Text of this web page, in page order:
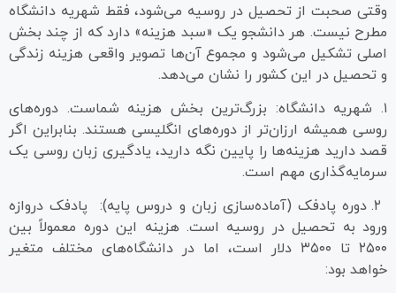
وقتی صحبت از تحصیل در روسیه می‌شود، فقط شهریه دانشگاه
مطرح نیست. هر دانشجو یک «سبد هزینه» دارد که از چند بخش
اصلی تشکیل می‌شود و مجموع آن‌ها تصویر واقعی هزینه زندگی
و تحصیل در این کشور را نشان می‌دهد.
۱. شهریه دانشگاه: بزرگ‌ترین بخش هزینه شماست. دوره‌های
روسی همیشه ارزان‌تر از دوره‌های انگلیسی هستند. بنابراین اگر
قصد دارید هزینه‌ها را پایین نگه دارید، یادگیری زبان روسی یک
سرمایه‌گذاری مهم است.
۲. دوره پادفک (آماده‌سازی زبان و دروس پایه): پادفک دروازه
ورود به تحصیل در روسیه است. هزینه این دوره معمولاً بین
۲۵۰۰ تا ۳۵۰۰ دلار است، اما در دانشگاه‌های مختلف متغیر
خواهد بود: